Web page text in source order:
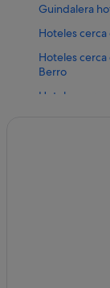
Guindalera
Hoteles
Hoteles
Berro
Hoteles cerca